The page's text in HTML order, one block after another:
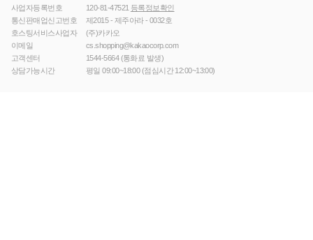
사업자등록번호
120-81-47521 등록정보확인
통신판매업신고번호
제2015 - 제주아라 - 0032호
호스팅서비스사업자
(주)카카오
이메일
cs.shopping@kakaocorp.com
고객센터
1544-5664(통화료 발생)
상담가능시간
평일 09:00~18:00 (점심시간 12:00~13:00)